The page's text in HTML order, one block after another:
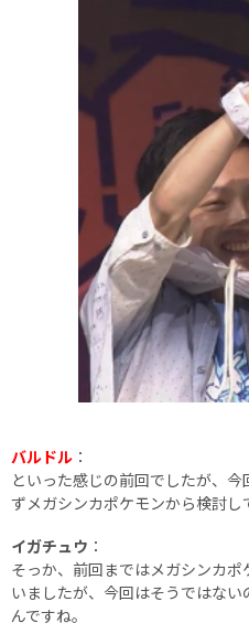
バルドル ：
といった感じの前回でしたが、
ずメガシンカポケモンから検討し
イガチュウ ：
そっか、前回まではメガシンカ
いましたが、今回はそうではな
んですね。